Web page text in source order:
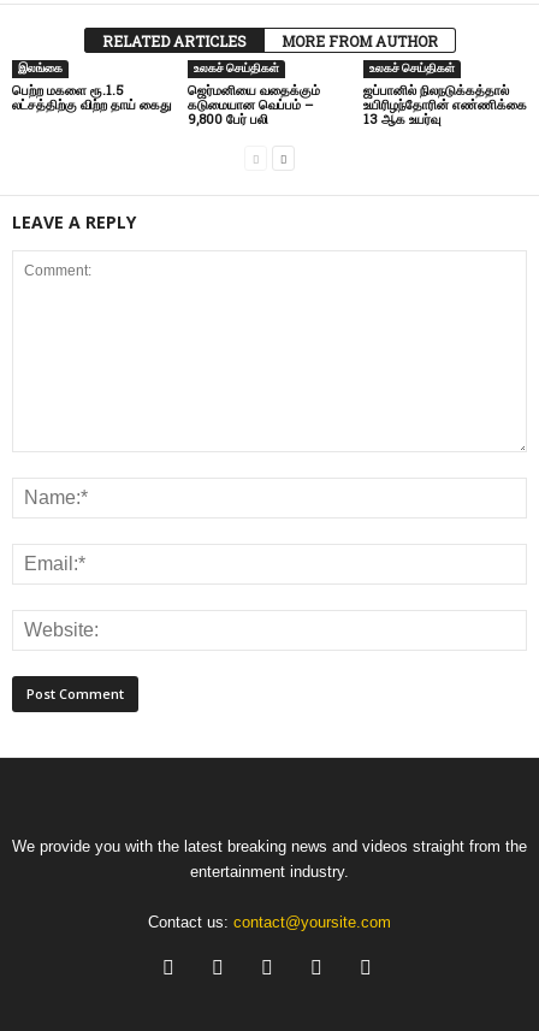
RELATED ARTICLES MORE FROM AUTHOR
இலங்கை
பெற்ற மகளை ரூ.1.5
லட்சத்திற்கு விற்ற தாய் கைது
உலகச் செய்திகள்
ஜெர்மனியை வதைக்கும்
கடுமையான வெப்பம் –
9,800 பேர் பலி
உலகச் செய்திகள்
ஜப்பானில் நிலநடுக்கத்தால்
உயிரிழந்தோரின் எண்ணிக்கை
13 ஆக உயர்வு
LEAVE A REPLY
We provide you with the latest breaking news and videos straight from the
entertainment industry.
Contact us: contact@yoursite.com